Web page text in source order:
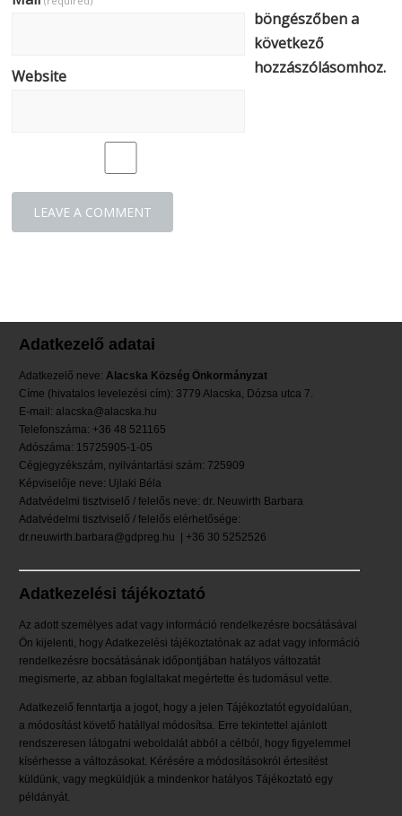
Website
böngészőben a
következő
hozzászólásomhoz.